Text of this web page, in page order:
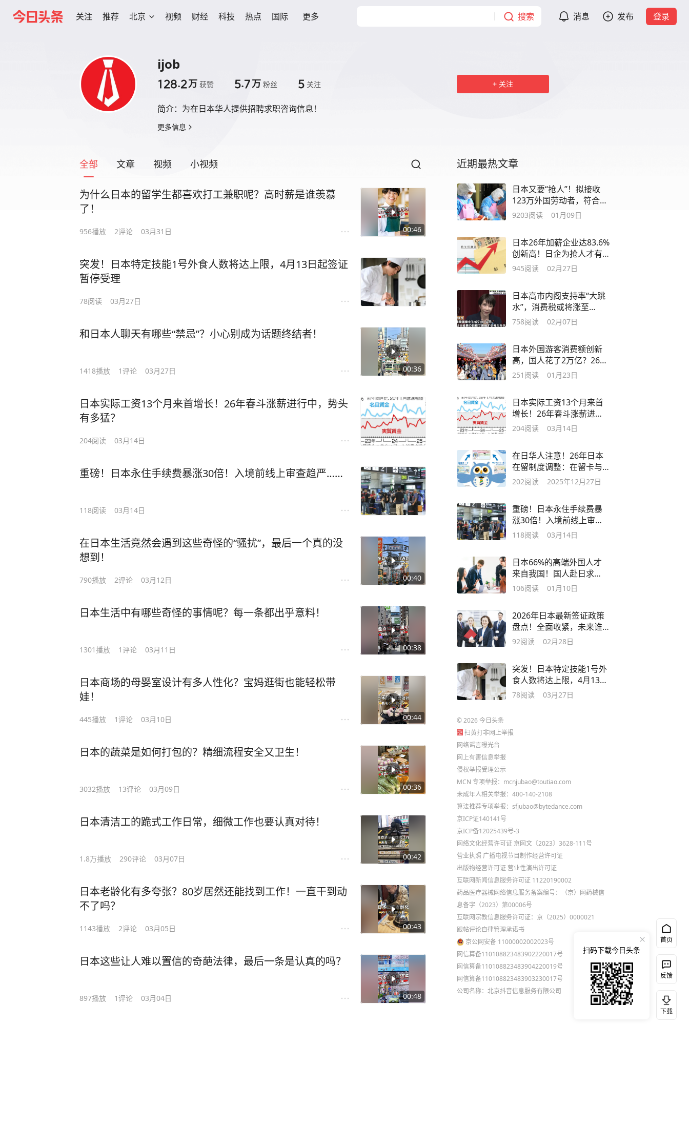
关注 推荐 北京 视频 财经 科技 热点 国际 更多 搜索 消息 发布 登录
ijob
128.2万 获赞 5.7万 粉丝 5 关注
简介： 为在日本华人提供招聘求职咨询信息！
更多信息
关注
全部 文章 视频 小视频
00:46
为什么日本的留学生都喜欢打工兼职呢？高时薪是谁羡慕
了！
956播放 2评论 03月31日
突发！日本特定技能1号外食人数将达上限，4月13日起签证
暂停受理
78阅读 03月27日
00:36
和日本人聊天有哪些“禁忌”？小心别成为话题终结者！
1418播放 1评论 03月27日
日本实际工资13个月来首增长！26年春斗涨薪进行中，势头
有多猛？
204阅读 03月14日
重磅！日本永住手续费暴涨30倍！入境前线上审查趋严……
118阅读 03月14日
00:40
在日本生活竟然会遇到这些奇怪的“骚扰”，最后一个真的没
想到！
790播放 2评论 03月12日
00:38
日本生活中有哪些奇怪的事情呢？每一条都出乎意料！
1301播放 1评论 03月11日
00:44
日本商场的母婴室设计有多人性化？宝妈逛街也能轻松带
娃！
445播放 1评论 03月10日
00:36
日本的蔬菜是如何打包的？精细流程安全又卫生！
3032播放 13评论 03月09日
00:42
日本清洁工的跪式工作日常，细微工作也要认真对待！
1.8万播放 290评论 03月07日
00:43
日本老龄化有多夸张？80岁居然还能找到工作！一直干到动
不了吗？
1143播放 2评论 03月05日
00:48
日本这些让人难以置信的奇葩法律，最后一条是认真的吗？
897播放 1评论 03月04日
近期最热文章
日本又要“抢人”！拟接收
123万外国劳动者，符合要
求可拿永住！
9203阅读 01月09日
日本26年加薪企业达83.6%
创新高！日企为抢人才有
多舍得下血本？
945阅读 02月27日
日本高市内阁支持率“大跳
水”，消费税或将涨至
12%？游客要遭殃
758阅读 02月07日
日本外国游客消费额创新
高，国人花了2万亿？26年
最强护照是它！
251 阅读 01月23日
日本实际工资13个月来首
增长！26年春斗涨薪进行
中，势头有多猛？
204阅读 03月14日
在日华人注意！26年日本
在留制度调整：在留卡与
个人编号卡合并了
202阅读 2025年12月27日
重磅！日本永住手续费暴
涨30倍！入境前线上审查
趋严……
118阅读 03月14日
日本66%的高端外国人才
来自我国！国人赴日求
职，优势到底在哪？
106阅读 01月10日
2026年日本最新签证政策
盘点！全面收紧，未来谁
能留下？
92阅读 02月28日
突发！日本特定技能1号外
食人数将达上限，4月13日
起签证暂停受理
78阅读 03月27日
©2026今日头条
扫黄打非网上举报
网络谣言曝光台
网上有害信息举报
侵权举报受理公示
MCN 专项举报：mcnjubao@toutiao.com
未成年人相关举报：400-140-2108
算法推荐专项举报：sfjubao@bytedance.com
京ICP证140141号
京ICP备12025439号-3
网络文化经营许可证 京网文〔2023〕3628-111号
营业执照 广播电视节目制作经营许可证
出版物经营许可证 营业性演出许可证
互联网新闻信息服务许可证 11220190002
药品医疗器械网络信息服务备案编号：（京）网药械信
息备字（2023）第00006号
互联网宗教信息服务许可证：京（2025）0000021
跟帖评论自律管理承诺书
京公网安备 11000002002023号
网信算备110108823483902220017号
网信算备110108823483904220019号
网信算备110108823483903230017号
公司名称：北京抖音信息服务有限公司
首页
反馈
下载
扫码下载今日头条